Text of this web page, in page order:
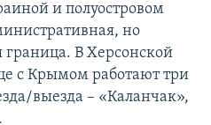
и полуостровом
но
граница. В Херсонской
с Крымом работают три
выезда – «Каланчак»,